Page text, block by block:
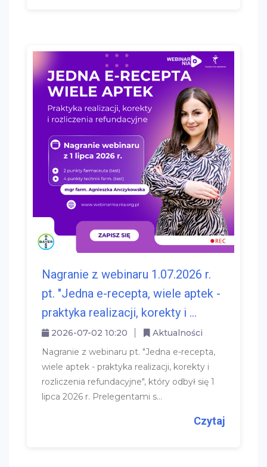
Nagranie z webinaru 1.07.2026 r.
pt. "Jedna e-recepta, wiele aptek -
praktyka realizacji, korekty i ...
2026-07-02 10:20
Aktualności
Nagranie z webinaru pt. "Jedna e-recepta,
wiele aptek - praktyka realizacji, korekty i
rozliczenia refundacyjne", który odbył się 1
lipca 2026 r. Prelegentami s...
Czytaj